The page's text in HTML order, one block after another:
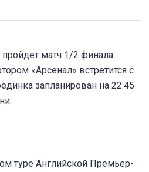
матч 1/2 финала
«Арсенал» встретится с
запланирован на 22:45
туре Английской Премьер-